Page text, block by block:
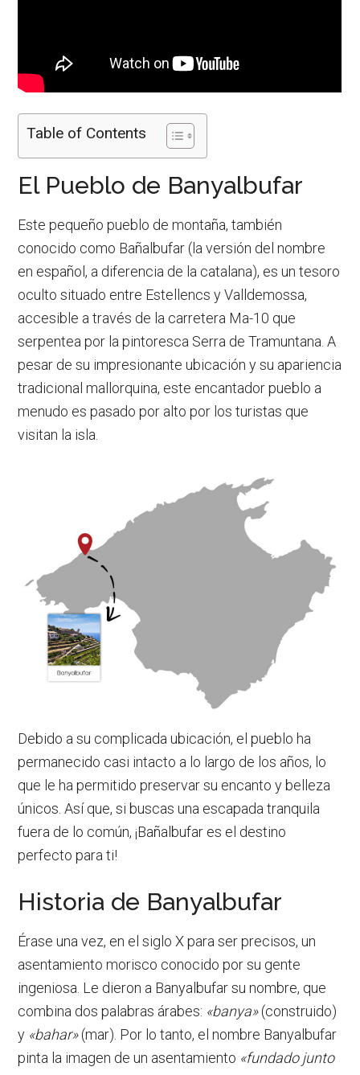
Table of Contents
El Pueblo de Banyalbufar
Este pequeño pueblo de montaña, también
conocido como Bañalbufar (la versión del nombre
en español, a diferencia de la catalana), es un tesoro
oculto situado entre Estellencs y Valldemossa,
accesible a través de la carretera Ma-10 que
serpentea por la pintoresca Serra de Tramuntana. A
pesar de su impresionante ubicación y su apariencia
tradicional mallorquina, este encantador pueblo a
menudo es pasado por alto por los turistas que
visitan la isla.
Debido a su complicada ubicación, el pueblo ha
permanecido casi intacto a lo largo de los años, lo
que le ha permitido preservar su encanto y belleza
únicos. Así que, si buscas una escapada tranquila
fuera de lo común, ¡Bañalbufar es el destino
perfecto para ti!
Historia de Banyalbufar
Érase una vez, en el siglo X para ser precisos, un
asentamiento morisco conocido por su gente
ingeniosa. Le dieron a Banyalbufar su nombre, que
combina dos palabras árabes: «banya»(construido)
y «bahar»(mar). Por lo tanto, el nombre Banyalbufar
pinta la imagen de un asentamiento «fundado junto